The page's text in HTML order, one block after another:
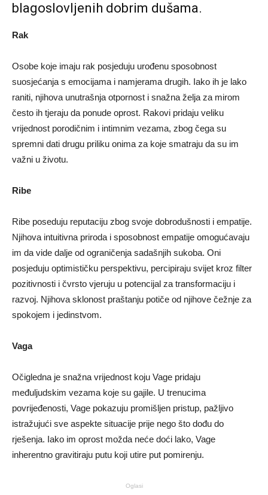
blagoslovljenih dobrim dušama.
Rak
Osobe koje imaju rak posjeduju urođenu sposobnost
suosjećanja s emocijama i namjerama drugih. Iako ih je lako
raniti, njihova unutrašnja otpornost i snažna želja za mirom
često ih tjeraju da ponude oprost. Rakovi pridaju veliku
vrijednost porodičnim i intimnim vezama, zbog čega su
spremni dati drugu priliku onima za koje smatraju da su im
važni u životu.
Ribe
Ribe poseduju reputaciju zbog svoje dobrodušnosti i empatije.
Njihova intuitivna priroda i sposobnost empatije omogućavaju
im da vide dalje od ograničenja sadašnjih sukoba. Oni
posjeduju optimističku perspektivu, percipiraju svijet kroz filter
pozitivnosti i čvrsto vjeruju u potencijal za transformaciju i
razvoj. Njihova sklonost praštanju potiče od njihove čežnje za
spokojem i jedinstvom.
Vaga
Očigledna je snažna vrijednost koju Vage pridaju
međuljudskim vezama koje su gajile. U trenucima
povrijeđenosti, Vage pokazuju promišljen pristup, pažljivo
istražujući sve aspekte situacije prije nego što dođu do
rješenja. Iako im oprost možda neće doći lako, Vage
inherentno gravitiraju putu koji utire put pomirenju.
Oglasi